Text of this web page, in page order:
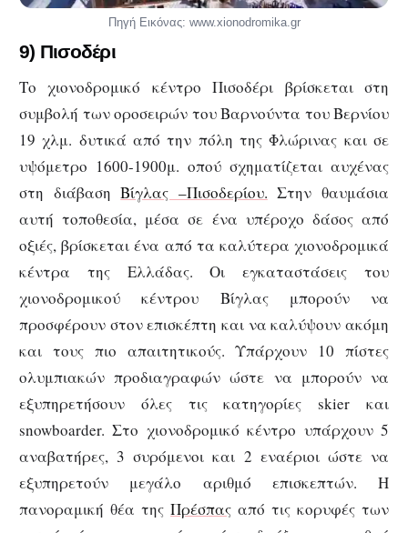
Πηγή Εικόνας: www.xionodromika.gr
9) Πισοδέρι
Το χιονοδρομικό κέντρο Πισοδέρι βρίσκεται στη
συμβολή των οροσειρών του Βαρνούντα του Βερνίου
19 χλμ. δυτικά από την πόλη της Φλώρινας και σε
υψόμετρο 1600-1900μ. οπού σχηματίζεται αυχένας
στη διάβασηΒίγλας –Πισοδερίου. Στην θαυμάσια
αυτή τοποθεσία, μέσα σε ένα υπέροχο δάσος από
οξιές, βρίσκεται ένα από τα καλύτερα χιονοδρομικά
κέντρα της Ελλάδας. Οι εγκαταστάσεις του
χιονοδρομικού κέντρου Βίγλας μπορούν να
προσφέρουν στον επισκέπτη και να καλύψουν ακόμη
και τους πιο απαιτητικούς. Υπάρχουν 10 πίστες
ολυμπιακών προδιαγραφών ώστε να μπορούν να
εξυπηρετήσουν όλες τις κατηγορίες skier και
snowboarder. Στο χιονοδρομικό κέντρο υπάρχουν 5
αναβατήρες, 3 συρόμενοι και 2 εναέριοι ώστε να
εξυπηρετούν μεγάλο αριθμό επισκεπτών. Η
πανοραμική θέα της Πρέσπας από τις κορυφές των